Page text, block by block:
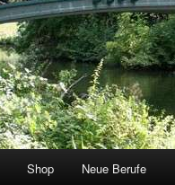
Shop Neue Berufe